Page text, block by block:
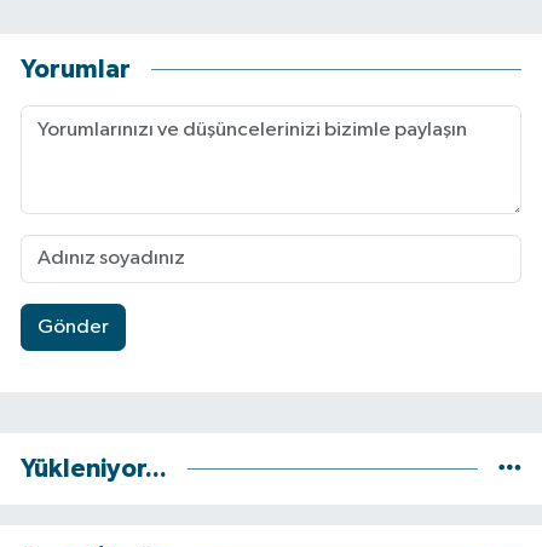
Yorumlar
Gönder
Yükleniyor...